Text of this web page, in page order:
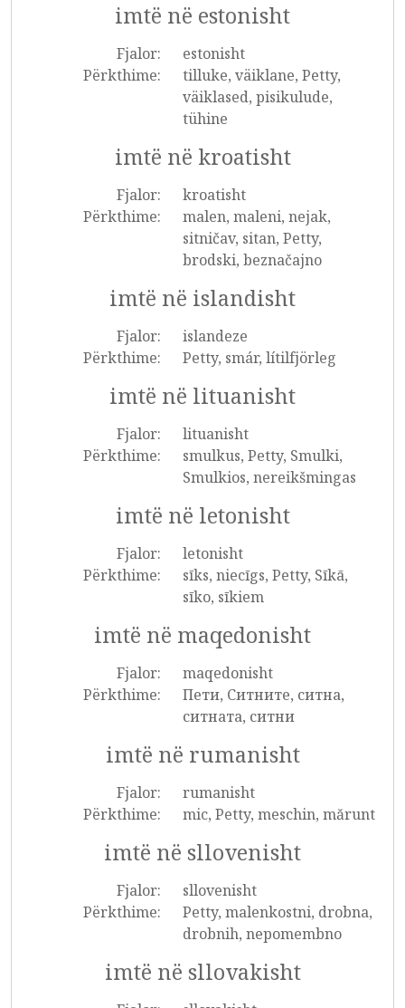
imtë në estonisht
Fjalor:
estonisht
Përkthime:
tilluke, väiklane, Petty,
väiklased, pisikulude,
tühine
imtë në kroatisht
Fjalor:
kroatisht
Përkthime:
malen, maleni, nejak,
sitničav, sitan, Petty,
brodski, beznačajno
imtë në islandisht
Fjalor:
islandeze
Përkthime:
Petty, smár, lítilfjörleg
imtë në lituanisht
Fjalor:
lituanisht
Përkthime:
smulkus, Petty, Smulki,
Smulkios, nereikšmingas
imtë në letonisht
Fjalor:
letonisht
Përkthime:
sīks, niecīgs, Petty, Sīkā,
sīko, sīkiem
imtë në maqedonisht
Fjalor:
maqedonisht
Përkthime:
Пети, Ситните, ситна,
ситната, ситни
imtë në rumanisht
Fjalor:
rumanisht
Përkthime:
mic, Petty, meschin, mărunt
imtë në sllovenisht
Fjalor:
sllovenisht
Përkthime:
Petty, malenkostni, drobna,
drobnih, nepomembno
imtë në sllovakisht